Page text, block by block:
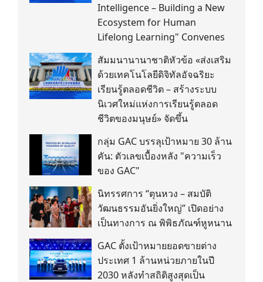
Intelligence – Building a New
Ecosystem for Human
Lifelong Learning" Convenes
สัมมนานานาชาติหัวข้อ «ส่งเสริม
ด้วยเทคโนโลยีดิจิทัลอัจฉริยะ
เรียนรู้ตลอดชีวิต – สร้างระบบ
นิเวศใหม่แห่งการเรียนรู้ตลอด
ชีวิตของมนุษย์» จัดขึ้น
กลุ่ม GAC บรรลุเป้าหมาย 30 ล้าน
คัน: ตัวเลขเบื้องหลัง "ความเร็ว
ของ GAC"
นิทรรศการ “ตุนหวง – สมบัติ
วัฒนธรรมอันยิ่งใหญ่” เปิดอย่าง
เป็นทางการ ณ พิพิธภัณฑ์หูหนาน
GAC ตั้งเป้าหมายยอดขายต่าง
ประเทศ 1 ล้านหน่วยภายในปี
2030 หลังทำสถิติสูงสุดเป็น